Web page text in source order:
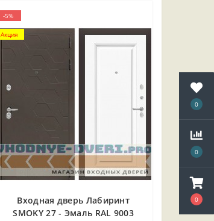
0
0
0
-5%
Акция
Входная дверь Лабиринт
SMOKY 27 - Эмаль RAL 9003